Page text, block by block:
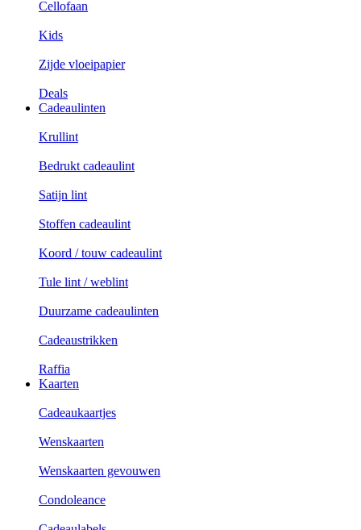
Cellofaan
Kids
Zijde vloeipapier
Deals
Cadeaulinten
Krullint
Bedrukt cadeaulint
Satijn lint
Stoffen cadeaulint
Koord / touw cadeaulint
Tule lint / weblint
Duurzame cadeaulinten
Cadeaustrikken
Raffia
Kaarten
Cadeaukaartjes
Wenskaarten
Wenskaarten gevouwen
Condoleance